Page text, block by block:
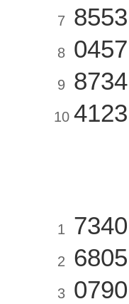
7 8553
8 0457
9 8734
10 4123
1 7340
2 6805
3 0790